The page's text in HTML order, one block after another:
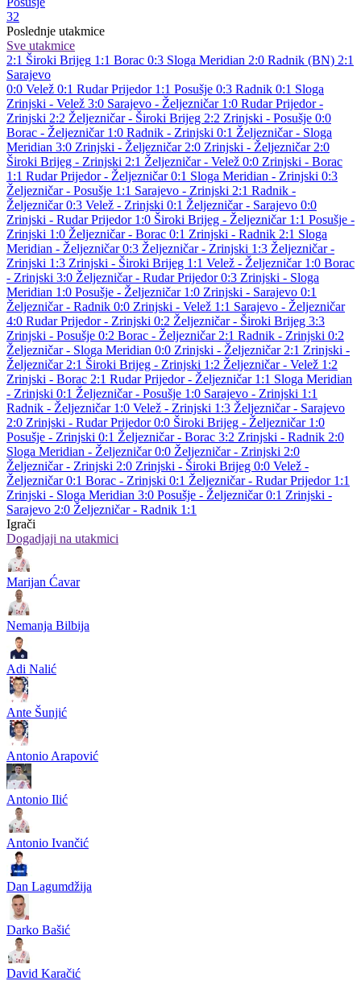
32
Poslednje utakmice
Sve utakmice
2:1 Široki Brijeg 1:1 Borac 0:3 Sloga Meridian 2:0 Radnik (BN) 2:1
Sarajevo
0:0 Velež 0:1 Rudar Prijedor 1:1 Posušje 0:3 Radnik 0:1 Sloga
Zrinjski - Velež 3:0 Sarajevo - Željezničar 1:0 Rudar Prijedor -
Zrinjski 2:2 Željezničar - Široki Brijeg 2:2 Zrinjski - Posušje 0:0
Borac - Željezničar 1:0 Radnik - Zrinjski 0:1 Željezničar - Sloga
Meridian 3:0 Zrinjski - Željezničar 2:0 Zrinjski - Željezničar 2:0
Široki Brijeg - Zrinjski 2:1 Željezničar - Velež 0:0 Zrinjski - Borac
1:1 Rudar Prijedor - Željezničar 0:1 Sloga Meridian - Zrinjski 0:3
Željezničar - Posušje 1:1 Sarajevo - Zrinjski 2:1 Radnik -
Željezničar 0:3 Velež - Zrinjski 0:1 Željezničar - Sarajevo 0:0
Zrinjski - Rudar Prijedor 1:0 Široki Brijeg - Željezničar 1:1 Posušje -
Zrinjski 1:0 Željezničar - Borac 0:1 Zrinjski - Radnik 2:1 Sloga
Meridian - Željezničar 0:3 Željezničar - Zrinjski 1:3 Željezničar -
Zrinjski 1:3 Zrinjski - Široki Brijeg 1:1 Velež - Željezničar 1:0 Borac
- Zrinjski 3:0 Željezničar - Rudar Prijedor 0:3 Zrinjski - Sloga
Meridian 1:0 Posušje - Željezničar 1:0 Zrinjski - Sarajevo 0:1
Željezničar - Radnik 0:0 Zrinjski - Velež 1:1 Sarajevo - Željezničar
4:0 Rudar Prijedor - Zrinjski 0:2 Željezničar - Široki Brijeg 3:3
Zrinjski - Posušje 0:2 Borac - Željezničar 2:1 Radnik - Zrinjski 0:2
Željezničar - Sloga Meridian 0:0 Zrinjski - Željezničar 2:1 Zrinjski -
Željezničar 2:1 Široki Brijeg - Zrinjski 1:2 Željezničar - Velež 1:2
Zrinjski - Borac 2:1 Rudar Prijedor - Željezničar 1:1 Sloga Meridian
- Zrinjski 0:1 Željezničar - Posušje 1:0 Sarajevo - Zrinjski 1:1
Radnik - Željezničar 1:0 Velež - Zrinjski 1:3 Željezničar - Sarajevo
2:0 Zrinjski - Rudar Prijedor 0:0 Široki Brijeg - Željezničar 1:0
Posušje - Zrinjski 0:1 Željezničar - Borac 3:2 Zrinjski - Radnik 2:0
Sloga Meridian - Željezničar 0:0 Željezničar - Zrinjski 2:0
Željezničar - Zrinjski 2:0 Zrinjski - Široki Brijeg 0:0 Velež -
Željezničar 0:1 Borac - Zrinjski 0:1 Željezničar - Rudar Prijedor 1:1
Zrinjski - Sloga Meridian 3:0 Posušje - Željezničar 0:1 Zrinjski -
Sarajevo 2:0 Željezničar - Radnik 1:1
Igrači
Dogadjaji na utakmici
Marijan Ćavar
Nemanja Bilbija
Adi Nalić
Ante Šunjić
Antonio Arapović
Antonio Ilić
Antonio Ivančić
Dan Lagumdžija
Darko Bašić
David Karačić